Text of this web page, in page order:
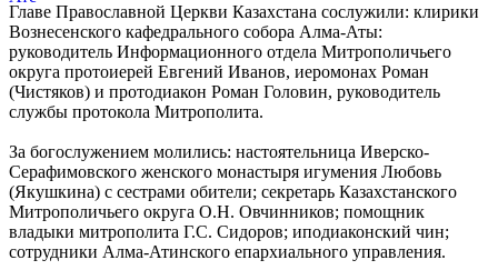
Главе Православной Церкви Казахстана сослужили: клирики
Вознесенского кафедрального собора Алма-Аты:
руководитель Информационного отдела Митрополичьего
округа протоиерей Евгений Иванов, иеромонах Роман
(Чистяков) и протодиакон Роман Головин, руководитель
службы протокола Митрополита.
За богослужением молились: настоятельница Иверско-
Серафимовского женского монастыря игумения Любовь
(Якушкина) с сестрами обители; секретарь Казахстанского
Митрополичьего округа О.Н. Овчинников; помощник
владыки митрополита Г.С. Сидоров; иподиаконский чин;
сотрудники Алма-Атинского епархиального управления.